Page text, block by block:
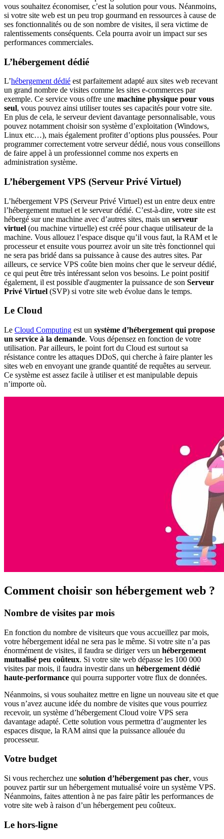
vous souhaitez économiser, c’est la solution pour vous. Néanmoins,
si votre site web est un peu trop gourmand en ressources à cause de
ses fonctionnalités ou de son nombre de visites, il sera victime de
ralentissements conséquents. Cela pourra avoir un impact sur ses
performances commerciales.
L’hébergement dédié
L’hébergement dédié est parfaitement adapté aux sites web recevant
un grand nombre de visites comme les sites e-commerces par
exemple. Ce service vous offre une machine physique pour vous
seul, vous pouvez ainsi utiliser toutes ses capacités pour votre site.
En plus de cela, le serveur devient davantage personnalisable, vous
pouvez notamment choisir son système d’exploitation (Windows,
Linux etc…), mais également profiter d’options plus poussées. Pour
programmer correctement votre serveur dédié, nous vous conseillons
de faire appel à un professionnel comme nos experts en
administration système.
L’hébergement VPS (Serveur Privé Virtuel)
L’hébergement VPS (Serveur Privé Virtuel) est un entre deux entre
l’hébergement mutuel et le serveur dédié. C’est-à-dire, votre site est
hébergé sur une machine avec d’autres sites, mais un serveur
virtuel (ou machine virtuelle) est créé pour chaque utilisateur de la
machine. Vous allouez l’espace disque qu’il vous faut, la RAM et le
processeur et ensuite vous pourrez avoir un site très fonctionnel qui
ne sera pas bridé dans sa puissance à cause des autres sites. Par
ailleurs, ce service VPS coûte bien moins cher que le serveur dédié,
ce qui peut être très intéressant selon vos besoins. Le point positif
également, il est possible d'augmenter la puissance de son Serveur
Privé Virtuel (SVP) si votre site web évolue dans le temps.
Le Cloud
Le Cloud Computing est un système d’hébergement qui propose
un service à la demande. Vous dépensez en fonction de votre
utilisation. Par ailleurs, le point fort du Cloud est surtout sa
résistance contre les attaques DDoS, qui cherche à faire planter les
sites web en envoyant une grande quantité de requêtes au serveur.
Ce système est assez facile à utiliser et est manipulable depuis
n’importe où.
Comment choisir son hébergement web ?
Nombre de visites par mois
En fonction du nombre de visiteurs que vous accueillez par mois,
votre hébergement idéal ne sera pas le même. Si votre site n’a pas
énormément de visites, il faudra se diriger vers un hébergement
mutualisé peu coûteux. Si votre site web dépasse les 100 000
visites par mois, il faudra investir dans un hébergement dédié
haute-performance qui pourra supporter votre flux de données.
Néanmoins, si vous souhaitez mettre en ligne un nouveau site et que
vous n’avez aucune idée du nombre de visites que vous pourriez
recevoir, un système d’hébergement Cloud voire VPS sera
davantage adapté. Cette solution vous permettra d’augmenter les
espaces disque, la RAM ainsi que la puissance allouée du
processeur.
Votre budget
Si vous recherchez une solution d’hébergement pas cher, vous
pouvez partir sur un hébergement mutualisé voire un système VPS.
Néanmoins, faites attention à ne pas faire pâtir les performances de
votre site web à raison d’un hébergement peu coûteux.
Le hors-ligne